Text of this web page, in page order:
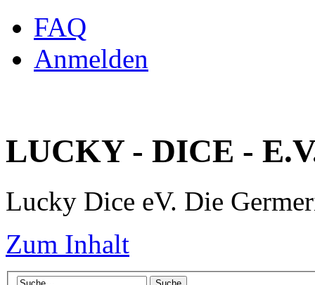
FAQ
Anmelden
LUCKY - DICE -
Lucky Dice eV. Die
Zum Inhalt